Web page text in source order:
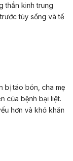
thần kinh trung
tủy sống và tế
bị táo bón, cha mẹ
của bệnh bại liệt.
hơn và khó khăn